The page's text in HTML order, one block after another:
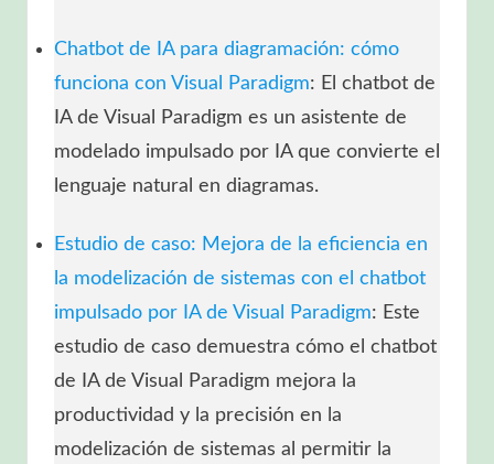
Chatbot de IA para diagramación: cómo
funciona con Visual Paradigm: El chatbot de
IA de Visual Paradigm es un asistente de
modelado impulsado por IA que convierte el
lenguaje natural en diagramas.
Estudio de caso: Mejora de la eficiencia en
la modelización de sistemas con el chatbot
impulsado por IA de Visual Paradigm: Este
estudio de caso demuestra cómo el chatbot
de IA de Visual Paradigm mejora la
productividad y la precisión en la
modelización de sistemas al permitir la